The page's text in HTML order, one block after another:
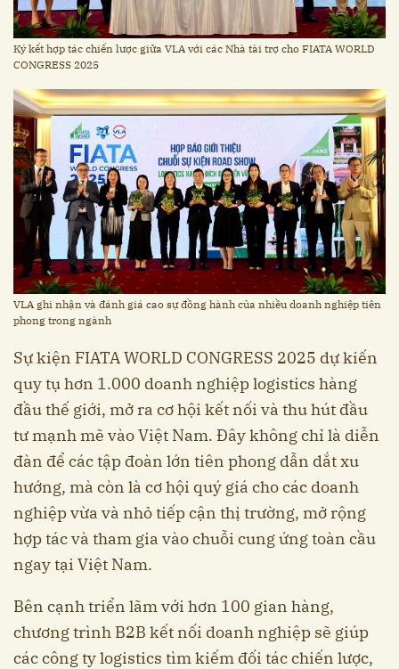
Ký kết hợp tác chiến lược giữa VLA với các Nhà tài trợ cho FIATA WORLD
CONGRESS 2025
VLA ghi nhận và đánh giá cao sự đồng hành của nhiều doanh nghiệp tiên
phong trong ngành
Sự kiện FIATA WORLD CONGRESS 2025 dự kiến
quy tụ hơn 1.000 doanh nghiệp logistics hàng
đầu thế giới, mở ra cơ hội kết nối và thu hút đầu
tư mạnh mẽ vào Việt Nam. Đây không chỉ là diễn
đàn để các tập đoàn lớn tiên phong dẫn dắt xu
hướng, mà còn là cơ hội quý giá cho các doanh
nghiệp vừa và nhỏ tiếp cận thị trường, mở rộng
hợp tác và tham gia vào chuỗi cung ứng toàn cầu
ngay tại Việt Nam.
Bên cạnh triển lãm với hơn 100 gian hàng,
chương trình B2B kết nối doanh nghiệp sẽ giúp
các công ty logistics tìm kiếm đối tác chiến lược,